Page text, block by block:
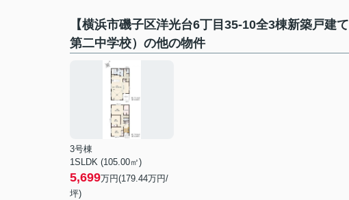
【横浜市磯子区洋光台6丁目35-10全3棟新築戸
第二中学校）の他の物件
3号棟
1SLDK (105.00㎡)
5,699万円(179.44万円/
坪)